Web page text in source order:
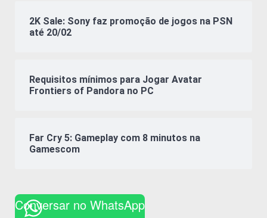
2K Sale: Sony faz promoção de jogos na PSN
até 20/02
Requisitos mínimos para Jogar Avatar
Frontiers of Pandora no PC
Far Cry 5: Gameplay com 8 minutos na
Gamescom
Conversar no WhatsApp